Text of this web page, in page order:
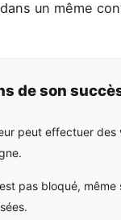
un même
de son
peut effectuer des
pas bloqué,